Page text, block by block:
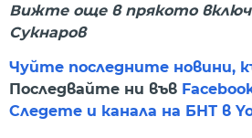
Вижте още в прякото
Сукнаров
Чуйте последните новини,
Последвайте ни във
Следете и канала на БНТ в